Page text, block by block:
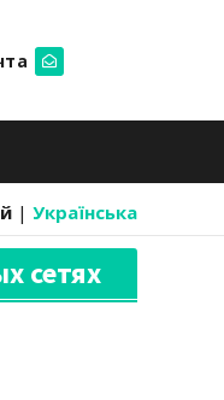
| Українська
сетях